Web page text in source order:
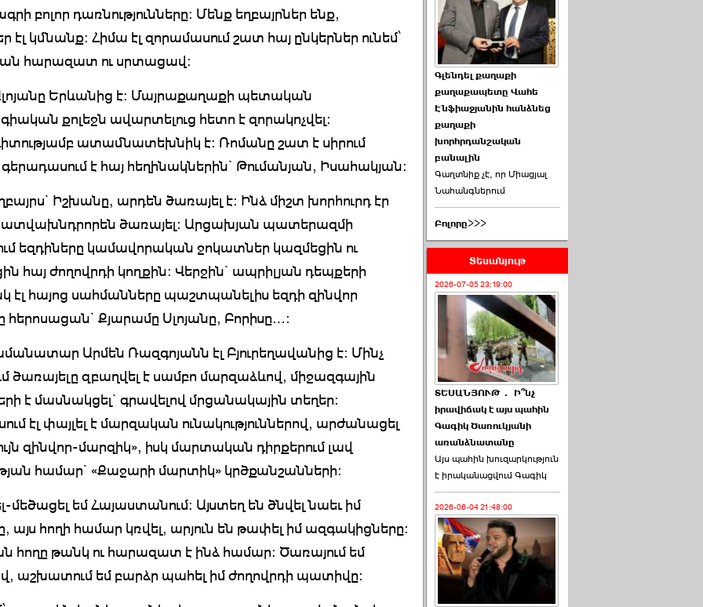
բոլոր դառնությունները: Մենք եղբայրներ ենք,
էլ կմնանք: Հիմա էլ զորամասում շատ հայ ընկերներ ունեմ՝
հարազատ ու սրտացավ:
Երևանից է: Մայրաքաղաքի պետական
քոլեջն ավարտելուց հետո է զորակոչվել:
ատամնատեխնիկ է: Ռոմանը շատ է սիրում
է հայ հեղինակներին` Թումանյան, Իսահակյան:
Իշխանը, արդեն ծառայել է: Ինձ միշտ խորհուրդ էր
ծառայել: Արցախյան պատերազմի
եզդիները կամավորական ջոկատներ կազմեցին ու
հայ ժողովրդի կողքին: Վերջին` ապրիլյան դեպքերի
էլ հայոց սահմանները պաշտպանելիս եզդի զինվոր
հերոսացան` Քյարամը Սլոյանը, Բորիսը…:
Արմեն Ռազգոյանն էլ Բյուրեղավանից է: Մինչ
ծառայելը զբաղվել է սամբո մարզաձևով, միջազգային
է մասնակցել` գրավելով մրցանակային տեղեր:
էլ փայլել է մարզական ունակություններով, արժանացել
զինվոր-մարզիկ», իսկ մարտական դիրքերում լավ
համար` «Քաջարի մարտիկ» կրծքանշանների:
մեծացել եմ Հայաստանում: Այստեղ են ծնվել նաեւ իմ
այս հողի համար կռվել, արյուն են թափել իմ ազգակիցները:
հողը թանկ ու հարազատ է ինձ համար: Ծառայում եմ
աշխատում եմ բարձր պահել իմ ժողովրդի պատիվը:
Գլենդել քաղաքի
քաղաքապետը Վահե
Էնֆիաջյանին հանձնեց
քաղաքի
խորհրդանշական
բանալին
Գաղտնիք չէ, որ Միացյալ
Նահանգներում
Բոլորը>>>
Տեսանյութ
2026-07-05 23:19:00
ՏԵՍԱՆՅՈՒԹ․ Ի՞նչ
իրավիճակ է այս պահին
Գագիկ Ծառուկյանի
առանձնատանը
Այս պահին խուզարկություն
է իրականացվում Գագիկ
2026-06-04 21:48:00